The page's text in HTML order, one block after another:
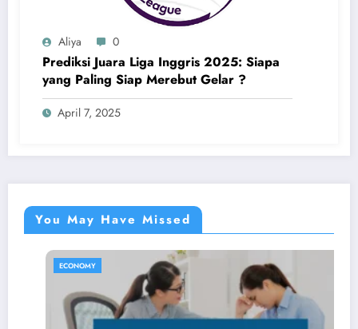
Aliya 0
Prediksi Juara Liga Inggris 2025: Siapa
yang Paling Siap Merebut Gelar ?
April 7, 2025
You May Have Missed
ECONOMY